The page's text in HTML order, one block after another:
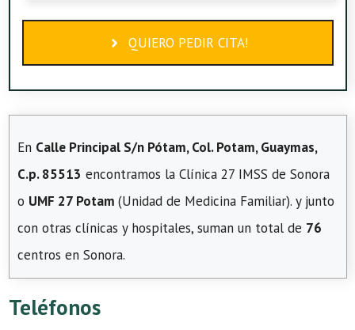
QUIERO PEDIR CITA!
En Calle Principal S/n Pótam, Col. Potam, Guaymas,
C.p. 85513 encontramos la Clínica 27 IMSS de Sonora
o UMF 27 Potam (Unidad de Medicina Familiar). y junto
con otras clínicas y hospitales, suman un total de 76
centros en Sonora.
Teléfonos